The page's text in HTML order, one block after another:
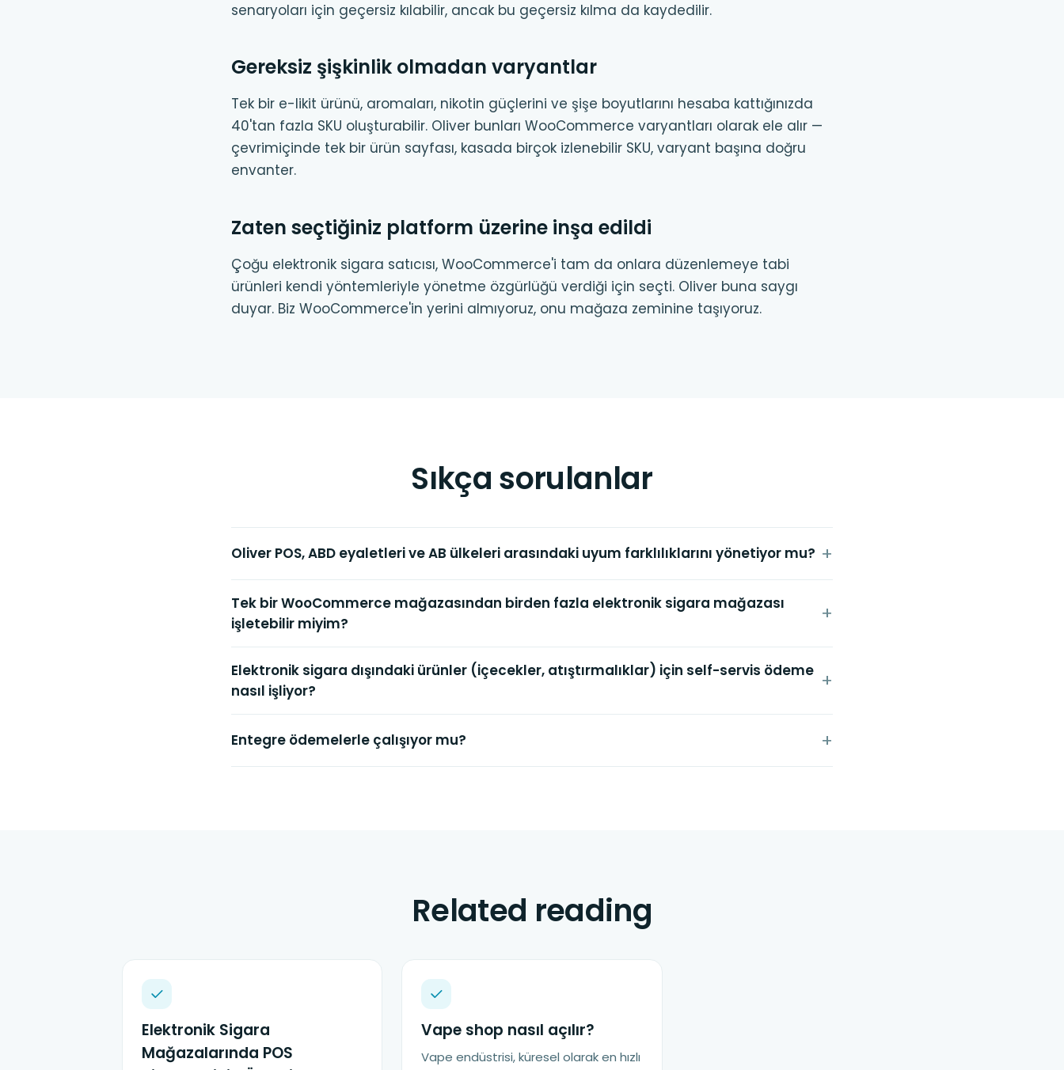
senaryoları için geçersiz kılabilir, ancak bu geçersiz kılma da kaydedilir.
Gereksiz şişkinlik olmadan varyantlar
Tek bir e-likit ürünü, aromaları, nikotin güçlerini ve şişe boyutlarını hesaba kattığınızda
40'tan fazla SKU oluşturabilir. Oliver bunları WooCommerce varyantları olarak ele alır —
çevrimiçinde tek bir ürün sayfası, kasada birçok izlenebilir SKU, varyant başına doğru
envanter.
Zaten seçtiğiniz platform üzerine inşa edildi
Çoğu elektronik sigara satıcısı, WooCommerce'i tam da onlara düzenlemeye tabi
ürünleri kendi yöntemleriyle yönetme özgürlüğü verdiği için seçti. Oliver buna saygı
duyar. Biz WooCommerce'in yerini almıyoruz, onu mağaza zeminine taşıyoruz.
Sıkça sorulanlar
Oliver POS, ABD eyaletleri ve AB ülkeleri arasındaki uyum farklılıklarını yönetiyor mu?
Tek bir WooCommerce mağazasından birden fazla elektronik sigara mağazası
işletebilir miyim?
Elektronik sigara dışındaki ürünler (içecekler, atıştırmalıklar) için self-servis ödeme
nasıl işliyor?
Entegre ödemelerle çalışıyor mu?
Related reading
Elektronik Sigara
Mağazalarında POS
Vape shop nasıl açılır?
Vape endüstrisi, küresel olarak en hızlı